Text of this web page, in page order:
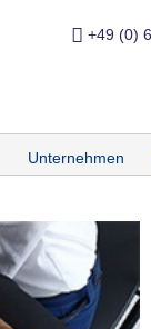
+49 (0)
Unternehmen